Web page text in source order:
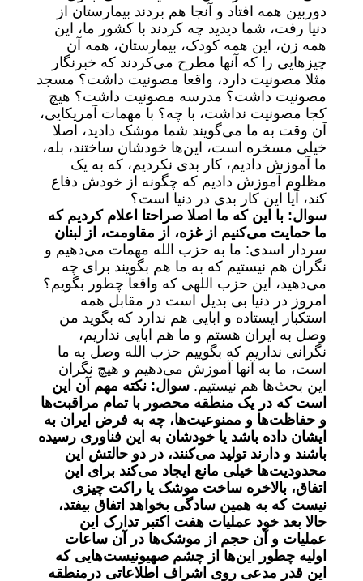
دوربین همه افتاد و آنجا هم بردند بیمارستان از
دنیا رفت، شما دیدید چه کردند با کشور ما، این
همه زن، این همه کودک، بیمارستان، همه آن
چیز‌هایی را که آنها مطرح می‌کردند که خبرنگار
مثلا مصونیت دارد، واقعا مصونیت داشت؟ مسجد
مصونیت داشت؟ مدرسه مصونیت داشت؟ هیچ
کجا مصونیت نداشت، با چه؟ با مهمات آمریکایی،
آن وقت به ما می‌گویند شما موشک دادید، اصلا
خیلی مسخره است، این‌ها خودشان ساختند، بله،
ما آموزش دادیم، کار بدی نکردیم، که به یک
مظلوم آموزش دادیم که چگونه از خودش دفاع
کند، آیا این کار بدی در دنیا است؟
سوال: با این که ما اصلا صراحتا اعلام کردیم که
ما حمایت می‌کنیم از غزه، از مقاومت، از لبنان
سردار اسدی: ما به حزب الله مهمات می‌دهیم و
نگران هم نیستیم که به ما هم بگویند برای چه
می‌دهید، این حزب اللهی که واقعا چطور بگویم؟
امروز در دنیا بی بدیل است در مقابل همه
استکبار ایستاده و ابایی هم ندارد که بگوید من
وصل به ایران هستم و ما هم ابایی نداریم،
نگرانی نداریم که بگوییم حزب الله وصل به ما
است، ما به آنها آموزش می‌دهیم و هیچ نگران
این بحث‌ها هم نیستیم. سوال: نکته مهم آن این
است که در یک منطقه محصور با تمام مراقبت‌ها
و حفاظت‌ها و ممنوعیت‌ها، چه به فرض ایران به
ایشان داده باشد یا خودشان به این فناوری رسیده
باشند و دارند تولید می‌کنند، در دو حالتش این
محدودیت‌ها خیلی مانع ایجاد می‌کند برای این
اتفاق، بالاخره ساخت موشک یا راکت چیزی
نیست که به همین سادگی بخواهد اتفاق بیفتد،
حالا بعد خود عملیات هفت اکتبر تدارک این
عملیات و آن حجم از موشک‌ها در آن ساعات
اولیه چطور این‌ها از چشم صهیونیست‌هایی که
این قدر مدعی روی اشراف اطلاعاتی درمنطقه